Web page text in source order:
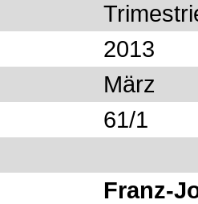
2013
März
61/1
Franz-